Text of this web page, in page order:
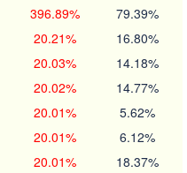
396.89% 79.39%
20.21% 16.80%
20.03% 14.18%
20.02% 14.77%
20.01% 5.62%
20.01% 6.12%
20.01% 18.37%